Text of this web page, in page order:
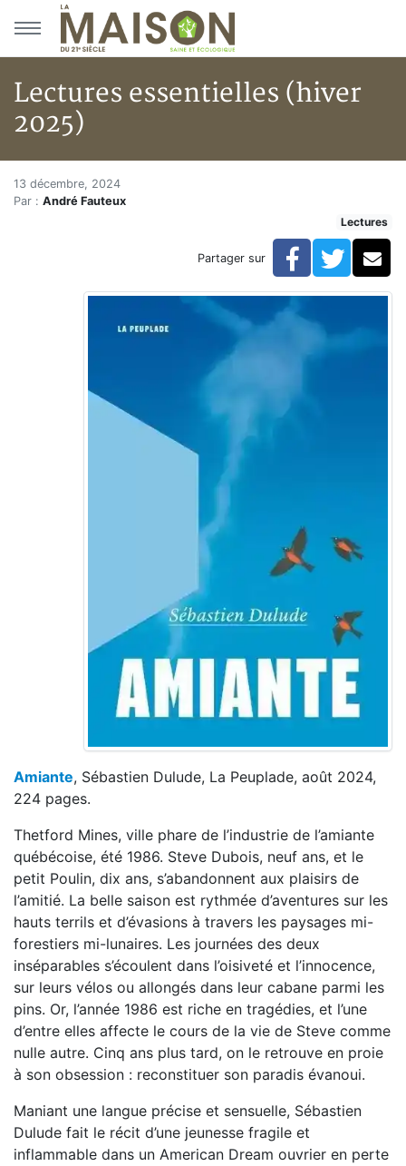
Aller au menu principal
Aller au contenu principal
Lectures essentielles (hiver
2025)
Accueil
Articles
Développement personnel
Lectures essentielles (hiver
13 décembre, 2024
Par : André Fauteux
Lectures
Partager sur Facebook
Amiante, Sébastien Dulude, La Peuplade, août 2024,
224 pages.
Thetford Mines, ville phare de l’industrie de l’amiante
québécoise, été 1986. Steve Dubois, neuf ans, et le
petit Poulin, dix ans, s’abandonnent aux plaisirs de
l’amitié. La belle saison est rythmée d’aventures sur les
hauts terrils et d’évasions à travers les paysages mi-
forestiers mi-lunaires. Les journées des deux
inséparables s’écoulent dans l’oisiveté et l’innocence,
sur leurs vélos ou allongés dans leur cabane parmi les
pins. Or, l’année 1986 est riche en tragédies, et l’une
d’entre elles affecte le cours de la vie de Steve comme
nulle autre. Cinq ans plus tard, on le retrouve en proie
à son obsession : reconstituer son paradis évanoui.
Maniant une langue précise et sensuelle, Sébastien
Dulude fait le récit d’une jeunesse fragile et
inflammable dans un American Dream ouvrier en perte